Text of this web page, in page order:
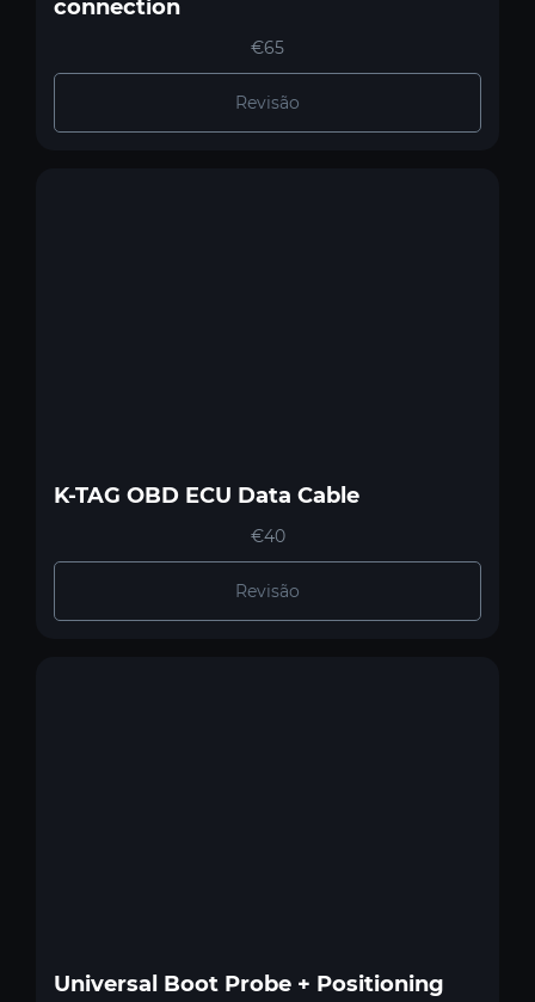
connection
€65
Revisão
K-TAG OBD ECU Data Cable
€40
Revisão
Universal Boot Probe + Positioning